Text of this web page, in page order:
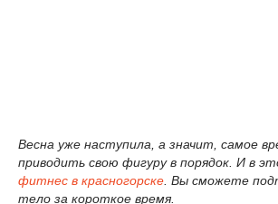
Весна уже наступила, а значит, самое
приводить свою фигуру в порядок. И в
фитнес в красногорске . Вы сможете
тело за короткое время.